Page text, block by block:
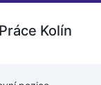
Práce Kolín